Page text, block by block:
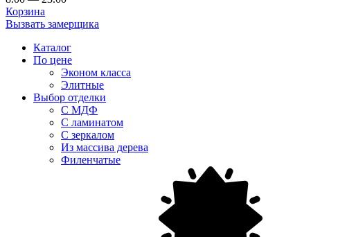
Корзина
Вызвать замерщика
Каталог
По цене
Эконом класса
Элитные
Выбор отделки
С МДФ
С ламинатом
С зеркалом
Из массива дерева
Филенчатые